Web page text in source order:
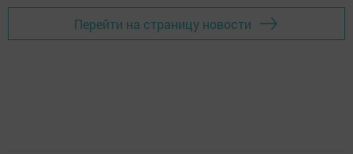
Перейти на страницу новости